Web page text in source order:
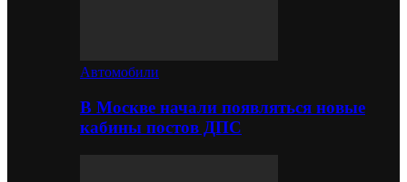
Автомобили
В Москве начали появляться новые
кабины постов ДПС